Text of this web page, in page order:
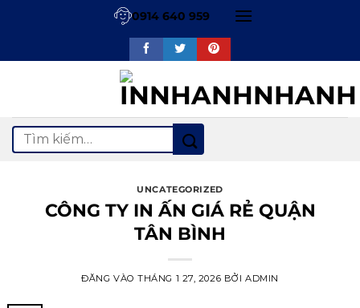
0914 640 959
Tìm
kiếm:
UNCATEGORIZED
CÔNG TY IN ẤN GIÁ RẺ QUẬN
TÂN BÌNH
ĐĂNG VÀOTHÁNG 1 27, 2026 BỞI ADMIN